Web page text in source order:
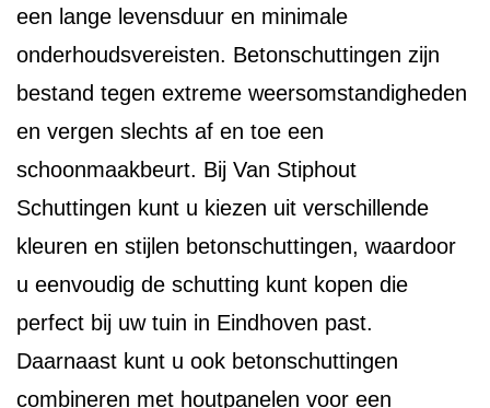
een lange levensduur en minimale
onderhoudsvereisten. Betonschuttingen zijn
bestand tegen extreme weersomstandigheden
en vergen slechts af en toe een
schoonmaakbeurt. Bij Van Stiphout
Schuttingen kunt u kiezen uit verschillende
kleuren en stijlen betonschuttingen, waardoor
u eenvoudig de schutting kunt kopen die
perfect bij uw tuin in Eindhoven past.
Daarnaast kunt u ook betonschuttingen
combineren met houtpanelen voor een